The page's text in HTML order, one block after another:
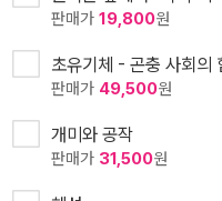
판매가 19,800원
초유기체 - 곤충 사회의
판매가 49,500원
개미와 공작
판매가 31,500원